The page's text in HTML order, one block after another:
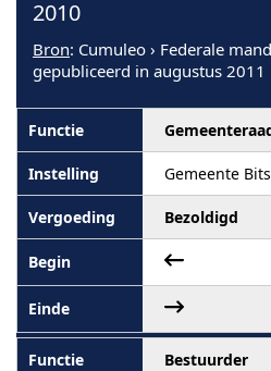
2010
Bron: Cumuleo › Federale
gepubliceerd in augustus 2011
Gemeente
Bezoldigd
Bestuurder